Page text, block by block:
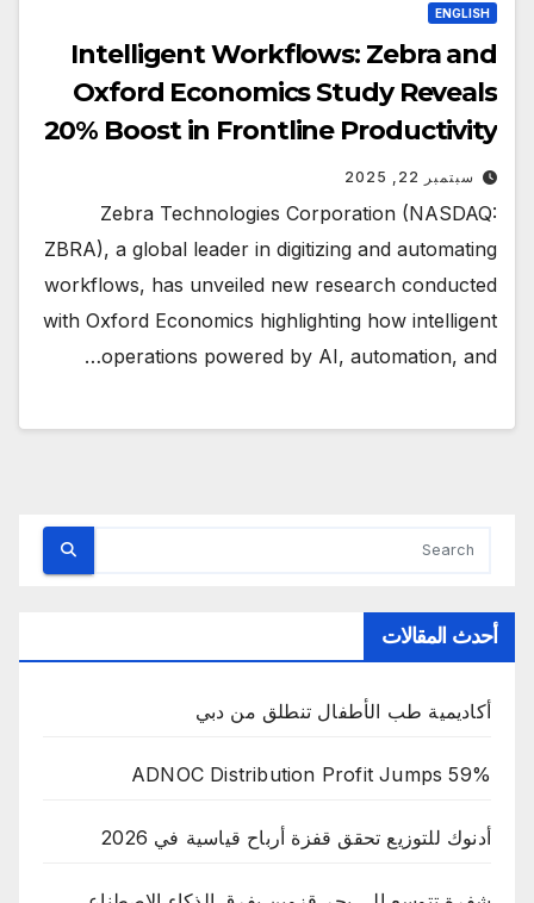
ENGLISH
Intelligent Workflows: Zebra and
Oxford Economics Study Reveals
20% Boost in Frontline Productivity
سبتمبر 22, 2025
Zebra Technologies Corporation (NASDAQ:
ZBRA), a global leader in digitizing and automating
workflows, has unveiled new research conducted
with Oxford Economics highlighting how intelligent
operations powered by AI, automation, and…
أحدث المقالات
أكاديمية طب الأطفال تنطلق من دبي
ADNOC Distribution Profit Jumps 59%
أدنوك للتوزيع تحقق قفزة أرباح قياسية في 2026